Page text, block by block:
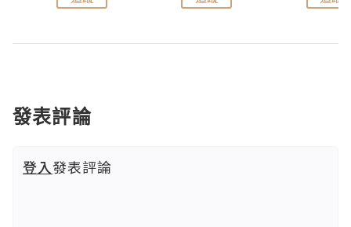
發表評論
登入發表評論